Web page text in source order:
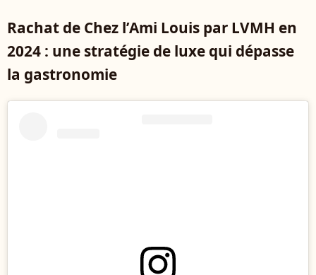
Rachat de Chez l’Ami Louis par LVMH en
2024 : une stratégie de luxe qui dépasse
la gastronomie